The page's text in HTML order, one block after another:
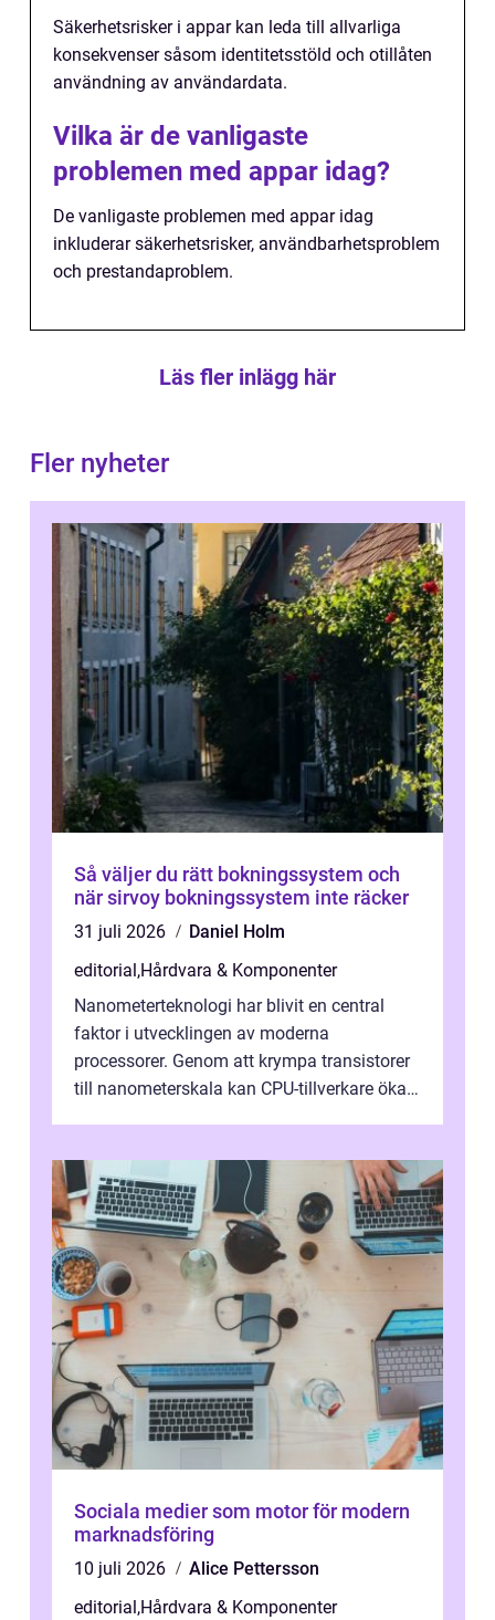
Säkerhetsrisker i appar kan leda till allvarliga
konsekvenser såsom identitetsstöld och otillåten
användning av användardata.
Vilka är de vanligaste
problemen med appar idag?
De vanligaste problemen med appar idag
inkluderar säkerhetsrisker, användbarhetsproblem
och prestandaproblem.
Läs fler inlägg här
Fler nyheter
Så väljer du rätt bokningssystem och
när sirvoy bokningssystem inte räcker
31 juli 2026
Daniel Holm
editorial ,Hårdvara & Komponenter
Nanometerteknologi har blivit en central
faktor i utvecklingen av moderna
processorer. Genom att krympa transistorer
till nanometerskala kan CPU-tillverkare öka
Sociala medier som motor för modern
marknadsföring
10 juli 2026
Alice Pettersson
editorial ,Hårdvara & Komponenter